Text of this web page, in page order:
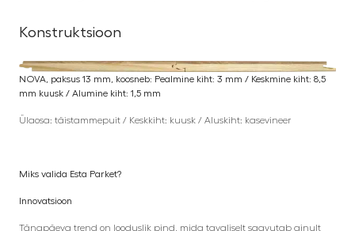
Konstruktsioon
NOVA, paksus 13 mm, koosneb: Pealmine kiht: 3 mm / Keskmine kiht: 8,5
mm kuusk / Alumine kiht: 1,5 mm
Ülaosa: täistammepuit / Keskkiht: kuusk / Aluskiht: kasevineer
Miks valida Esta Parket?
Innovatsioon
Tänapäeva trend on looduslik pind, mida tavaliselt saavutab ainult